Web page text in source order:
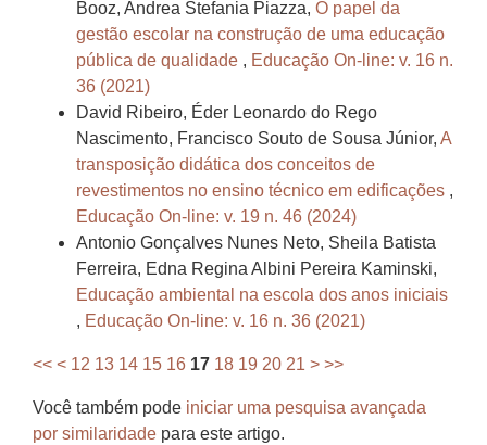
Booz, Andrea Stefania Piazza, O papel da
gestão escolar na construção de uma educação
pública de qualidade , Educação On-line: v. 16 n.
36 (2021)
David Ribeiro, Éder Leonardo do Rego
Nascimento, Francisco Souto de Sousa Júnior, A
transposição didática dos conceitos de
revestimentos no ensino técnico em edificações ,
Educação On-line: v. 19 n. 46 (2024)
Antonio Gonçalves Nunes Neto, Sheila Batista
Ferreira, Edna Regina Albini Pereira Kaminski,
Educação ambiental na escola dos anos iniciais
, Educação On-line: v. 16 n. 36 (2021)
<< < 12 13 14 15 16 17 18 19 20 21 > >>
Você também pode iniciar uma pesquisa avançada
por similaridade para este artigo.